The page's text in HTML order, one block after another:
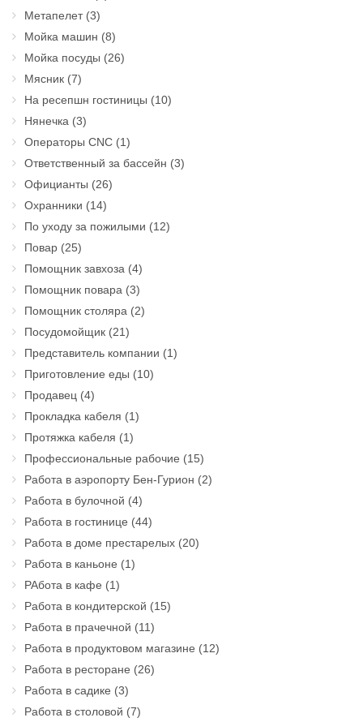
Метапелет(3)
Мойка машин (8)
Мойка посуды (26)
Мясник (7)
На ресепшн гостиницы (10)
Нянечка (3)
Операторы CNC (1)
Ответственный за бассейн (3)
Официанты (26)
Охранники (14)
По уходу за пожилыми (12)
Повар (25)
Помощник завхоза (4)
Помощник повара (3)
Помощник столяра (2)
Посудомойщик (21)
Представитель компании (1)
Приготовление еды (10)
Продавец (4)
Прокладка кабеля (1)
Протяжка кабеля (1)
Профессиональные рабочие (15)
Работа в аэропорту Бен-Гурион (2)
Работа в булочной (4)
Работа в гостинице (44)
Работа в доме престарелых (20)
Работа в каньоне (1)
РАбота в кафе (1)
Работа в кондитерской (15)
Работа в прачечной (11)
Работа в продуктовом магазине (12)
Работа в ресторане (26)
Работа в садике (3)
Работа в столовой (7)